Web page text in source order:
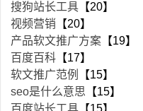
搜狗站长工具 【20】
视频营销 【20】
产品软文推广方案 【19】
百度百科 【17】
软文推广范例
【15】
seo是什么意思 【15】